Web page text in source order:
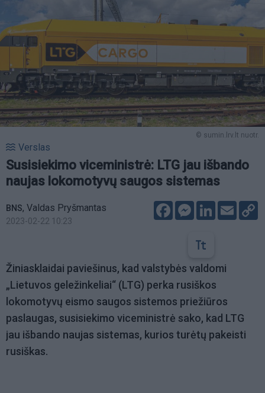
© sumin.lrv.lt nuotr.
Verslas
Susisiekimo viceministrė: LTG jau išbando
naujas lokomotyvų saugos sistemas
BNS, Valdas Pryšmantas
2023-02-22 10:23
FacebookMessenger
LinkedIn
Email
Žiniasklaidai paviešinus, kad valstybės valdomi
„Lietuvos geležinkeliai“ (LTG) perka rusiškos
lokomotyvų eismo saugos sistemos priežiūros
paslaugas, susisiekimo viceministrė sako, kad LTG
jau išbando naujas sistemas, kurios turėtų pakeisti
rusiškas.